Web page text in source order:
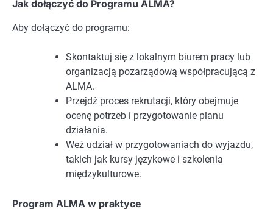
Jak dołączyć do Programu ALMA?
Aby dołączyć do programu:
Skontaktuj się z lokalnym biurem pracy lub
organizacją pozarządową współpracującą z
ALMA.
Przejdź proces rekrutacji, który obejmuje
ocenę potrzeb i przygotowanie planu
działania.
Weź udział w przygotowaniach do wyjazdu,
takich jak kursy językowe i szkolenia
międzykulturowe.
Program ALMA w praktyce